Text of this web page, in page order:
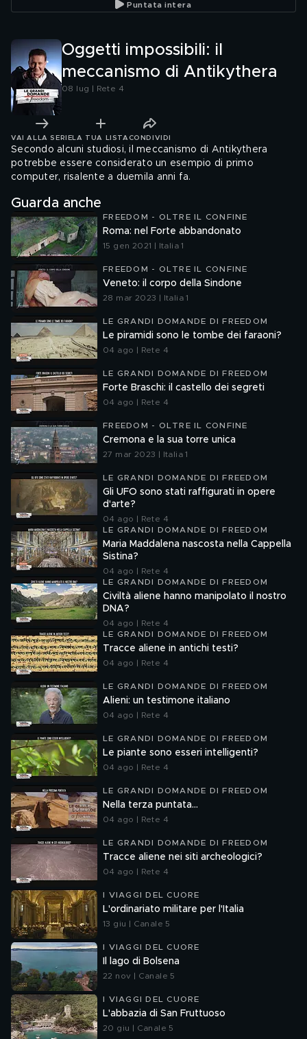
Puntata intera
Oggetti impossibili: il
meccanismo di Antikythera
08 lug | Rete 4
VAI ALLA SERIE LA TUA LISTA CONDIVIDI
Secondo alcuni studiosi, il meccanismo di Antikythera
potrebbe essere considerato un esempio di primo
computer, risalente a duemila anni fa.
Guarda anche
FREEDOM - OLTRE IL CONFINE
Roma: nel Forte abbandonato
15 gen 2021 | Italia 1
FREEDOM - OLTRE IL CONFINE
Veneto: il corpo della Sindone
28 mar 2023 | Italia 1
LE GRANDI DOMANDE DI FREEDOM
Le piramidi sono le tombe dei faraoni?
04 ago | Rete 4
LE GRANDI DOMANDE DI FREEDOM
Forte Braschi: il castello dei segreti
04 ago | Rete 4
FREEDOM - OLTRE IL CONFINE
Cremona e la sua torre unica
27 mar 2023 | Italia 1
LE GRANDI DOMANDE DI FREEDOM
Gli UFO sono stati raffigurati in opere
d'arte?
04 ago | Rete 4
LE GRANDI DOMANDE DI FREEDOM
Maria Maddalena nascosta nella Cappella
Sistina?
04 ago | Rete 4
LE GRANDI DOMANDE DI FREEDOM
Civiltà aliene hanno manipolato il nostro
DNA?
04 ago | Rete 4
LE GRANDI DOMANDE DI FREEDOM
Tracce aliene in antichi testi?
04 ago | Rete 4
LE GRANDI DOMANDE DI FREEDOM
Alieni: un testimone italiano
04 ago | Rete 4
LE GRANDI DOMANDE DI FREEDOM
Le piante sono esseri intelligenti?
04 ago | Rete 4
LE GRANDI DOMANDE DI FREEDOM
Nella terza puntata...
04 ago | Rete 4
LE GRANDI DOMANDE DI FREEDOM
Tracce aliene nei siti archeologici?
04 ago | Rete 4
I VIAGGI DEL CUORE
L'ordinariato militare per l'Italia
13 giu | Canale 5
I VIAGGI DEL CUORE
Il lago di Bolsena
22 nov | Canale 5
I VIAGGI DEL CUORE
L'abbazia di San Fruttuoso
20 giu | Canale 5